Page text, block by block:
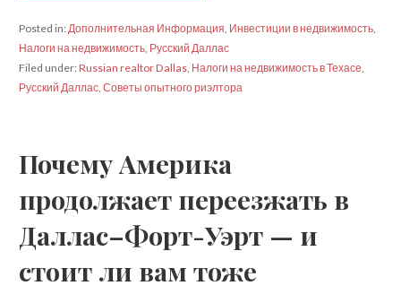
Posted in: Дополнительная Информация Инвестиции в недвижимость,
Налоги на недвижимость, Русский Даллас
Filed under:Russian realtor Dallas, Налоги на недвижимость в Техасе
Русский Даллас, Советы опытного риэлтора
Почему Америка
продолжает переезжать в
Даллас–Форт-Уэрт — и
стоит ли вам тоже